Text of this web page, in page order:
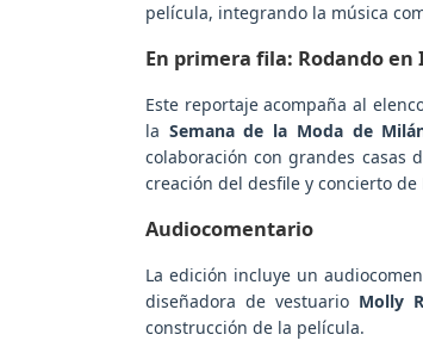
película, integrando la música
En primera fila: Rodando en
Este reportaje acompaña al
la Semana de la Moda de
colaboración con grandes casas
creación del desfile y concierto
Audiocomentario
La edición incluye un
diseñadora de vestuario Molly
construcción de la película.